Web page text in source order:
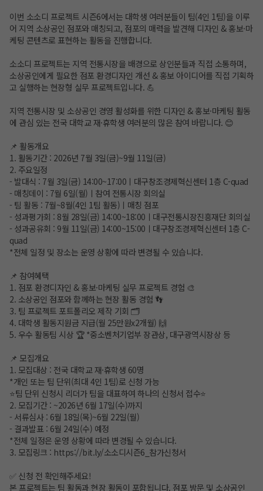
이번 소소디 프로젝트 시즌6에서는 대학생 여러분들이 팀(4인 1팀)을 이루
어 지역 소상공인 점포와 매칭되고, 점포의 매력을 발견해 디자인 & 홍보·마
케팅 콘텐츠로 표현하는 활동을 진행합니다.
소소디 프로젝트는 지역 전통시장을 배경으로 상인분들과 직접 소통하며,
소상공인에게 필요한 점포 환경디자인 개선 & 홍보 아이디어를 직접 기획하
고 실행하는 현장형 실무 프로젝트입니다. 💪
지역 전통시장 및 소상공인 경영 활성화를 위한 디자인 & 홍보·마케팅 활동
에 관심 있는 전국 대학교 재·휴학생 여러분의 많은 참여 바랍니다. 😊
📌 활동개요
1. 활동기간 : 2026년 7월 3일(금)~9월 11일(금)
2. 주요일정
- 발대식 : 7월 3일(금) 14:00~17:00ㅣ대구창조경제혁신센터 1층 C-quad
- 매칭데이 : 7월 6일(월)ㅣ참여 전통시장 회의실
- 팀 활동 : 7월~8월(4인 1팀 활동)ㅣ매칭 점포
- 성과평가회 : 8월 28일(금) 14:00~18:00ㅣ대구전통시장진흥재단 회의실
- 성과공유회 : 9월 11일(금) 14:00~15:00ㅣ대구창조경제혁신센터 1층 C-
quad
*전체 일정 및 장소는 운영 상황에 따라 변경될 수 있습니다.
📌 참여혜택
1. 점포 환경디자인 & 홍보·마케팅 실무 프로젝트 경험 🎨
2. 소상공인 점포와 함께하는 현장 활동 경험 👣
3. 팀 프로젝트 포트폴리오 제작 기회 🗂️
4. 대학생 활동지원금 지급(월 25만원x2개월) 🙌
5. 우수 활동팀 시상 🏆 *중소벤처기업부 장관상, 대구광역시장상 등
📌 모집개요
1. 모집대상 : 전국 대학교 재·휴학생 60명
*개인 또는 팀 단위(최대 4인 1팀)로 신청 가능
⭐팀 단위 신청시 리더가 팀을 대표하여 하나의 신청서 접수⭐
2. 모집기간 : ~2026년 6월 17일(수)까지
- 서류심사 : 6월 18일(목)~6월 22일(월)
- 결과발표 : 6월 24일(수) 예정
*전체 일정은 운영 상황에 따라 변경될 수 있습니다.
3. 모집링크 : https://bit.ly/소소디시즌6_참가신청서
✅ 신청 전 확인해주세요!
본 프로젝트는 팀 활동과 현장 활동이 포함됩니다. 점포 방문 및 소상공인